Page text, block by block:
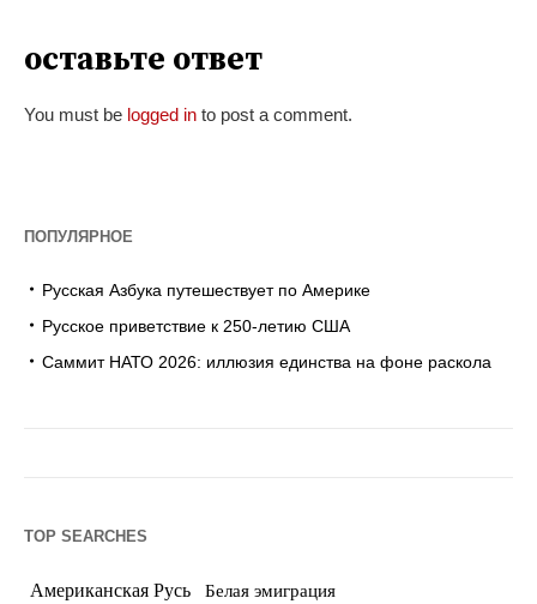
оставьте ответ
You must be logged in to post a comment.
ПОПУЛЯРНОЕ
Русская Азбука путешествует по Америке
Русское приветствие к 250-летию США
Саммит НАТО 2026: иллюзия единства на фоне раскола
TOP SEARCHES
Американская Русь Белая эмиграция